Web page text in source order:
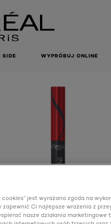
SIDE WYPRÓBUJ ONLINE
jest wyrażana zgoda na
Ci najlepsze wrażenia z
nasze działania marketingowe